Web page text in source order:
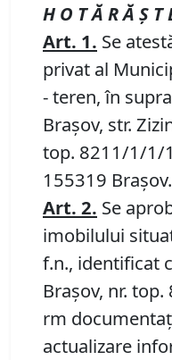
H O T Ă R Ă Ş T
Art. 1. Se
privat al
- teren, în
Brașov, str.
top. 8211/1/1/
155319 Brașov.
Art. 2. Se
imobilului
f.n., identificat
Brașov, nr.
rm
actualizare